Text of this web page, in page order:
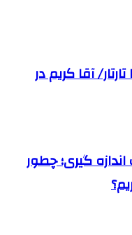
آقا کریم در
گیری؛ چطور